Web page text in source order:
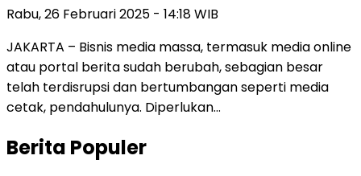
Rabu, 26 Februari 2025 - 14:18 WIB
JAKARTA – Bisnis media massa, termasuk media online
atau portal berita sudah berubah, sebagian besar
telah terdisrupsi dan bertumbangan seperti media
cetak, pendahulunya. Diperlukan…
Berita Populer